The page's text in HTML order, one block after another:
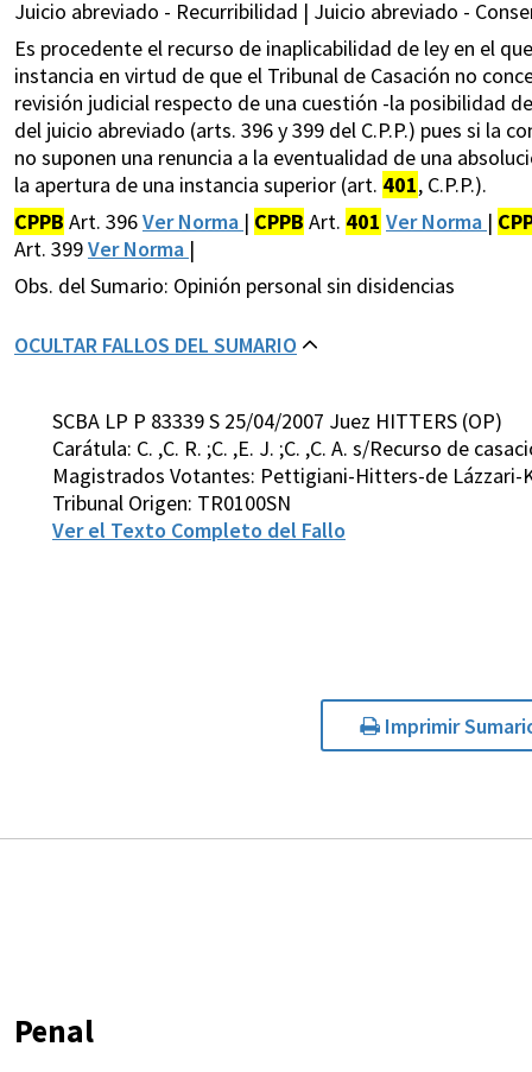
Juicio abreviado - Recurribilidad | Juicio abreviado -
Es procedente el recurso de inaplicabilidad de ley en el
instancia en virtud de que el Tribunal de Casación no
revisión judicial respecto de una cuestión -la posibilidad
del juicio abreviado (arts. 396 y 399 del C.P.P.) pues si la
no suponen una renuncia a la eventualidad de una
la apertura de una instancia superior (art. 401, C.P.P.).
CPPB Art. 396Ver Norma | CPPB Art. 401 Ver Norma |
Art. 399Ver Norma |
Obs. del Sumario: Opinión personal sin disidencias
OCULTAR FALLOS DEL SUMARIO
SCBA LP P 83339 S 25/04/2007 Juez HITTERS (OP)
Carátula: C. ,C. R. ;C. ,E. J. ;C. ,C. A. s/Recurso de
Magistrados Votantes: Pettigiani-Hitters-de Lázzari-
Tribunal Origen: TR0100SN
Ver el Texto Completo del Fallo
Imprimir
Penal